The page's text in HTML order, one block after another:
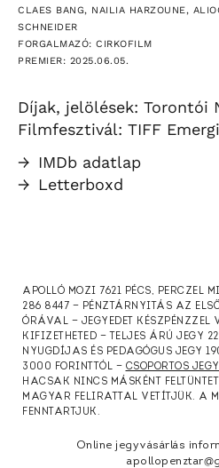
CLAES BANG, NAILIA HARZOUNE,
SCHNEIDER
FORGALMAZÓ: CIRKOFILM
PREMIER: 2025.06.05.
Díjak, jelölések: Torontói
Filmfesztivál: TIFF
→ IMDb adatlap
→ Letterboxd
APOLLÓ MOZI 7621 PÉCS, PERCZEL
286 8447 — PÉNZTÁRNYITÁS AZ
ÓRÁVAL — JEGYEDET
KIFIZETHETED — TELJES ÁRÚ JEGY
NYUGDÍJAS ÉS PEDAGÓGUS JEGY
3000 FORINTTÓL — CSOPORTOS
HACSAK NINCS MÁSKÉNT
MAGYAR FELIRATTAL VETÍTJÜK. A
FENNTARTJUK.
Online jegyvásárlás